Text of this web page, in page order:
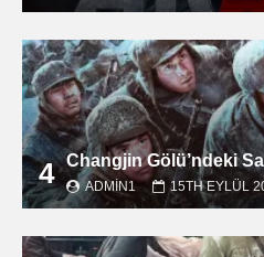
4 Changjin Gölü’ndeki
ADMIN1 15TH EYLÜL